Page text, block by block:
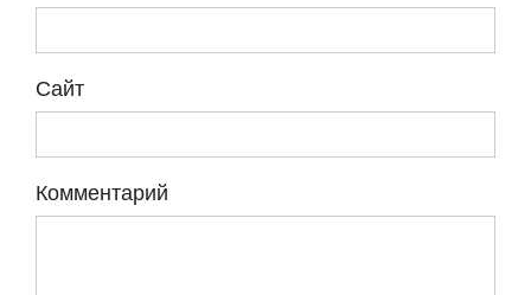
Сайт
Комментарий